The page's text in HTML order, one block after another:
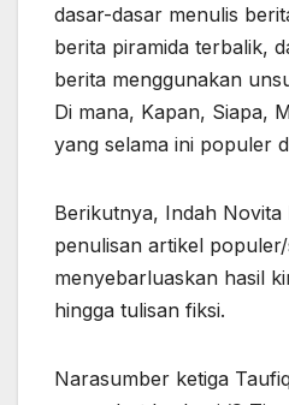
dasar-dasar menulis
berita piramida terbalik,
berita menggunakan
Di mana, Kapan, Siapa,
yang selama ini populer
Berikutnya, Indah Novita
penulisan artikel
menyebarluaskan hasil
hingga tulisan fiksi.
Narasumber ketiga